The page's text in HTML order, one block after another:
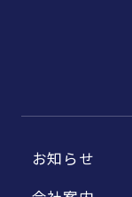
お知らせ